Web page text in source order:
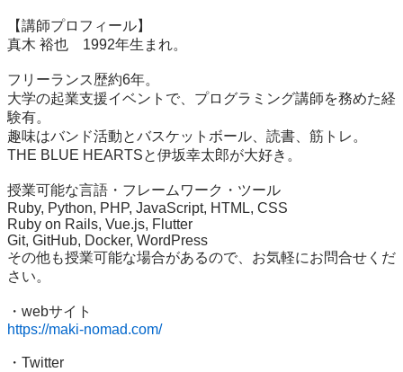
【講師プロフィール】
真木 裕也　1992年生まれ。
フリーランス歴約6年。
大学の起業支援イベントで、プログラミング講師を務めた経
験有。
趣味はバンド活動とバスケットボール、読書、筋トレ。
THE BLUE HEARTSと伊坂幸太郎が大好き。
授業可能な言語・フレームワーク・ツール
Ruby, Python, PHP, JavaScript, HTML, CSS
Ruby on Rails, Vue.js, Flutter
Git, GitHub, Docker, WordPress
その他も授業可能な場合があるので、お気軽にお問合せくだ
さい。
https://maki-nomad.com/